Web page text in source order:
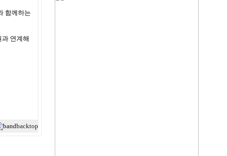
함께하는
연계해
backtop